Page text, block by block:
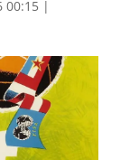
00:15|